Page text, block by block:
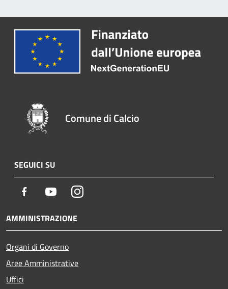
Comune di Calcio
SEGUICI SU
Facebook YoutubeInstagram
AMMINISTRAZIONE
Organi di Governo
Aree Amministrative
Uffici